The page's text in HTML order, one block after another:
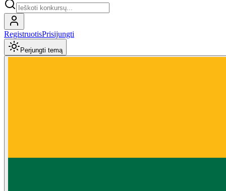
RegistruotisPrisijungti
Perjungti temą